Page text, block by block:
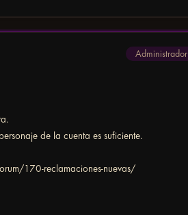
Administrador
de la cuenta es suficiente.
170-reclamaciones-nuevas/